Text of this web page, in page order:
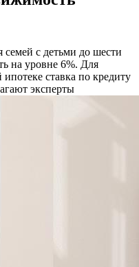
семей с детьми до шести
на уровне 6%. Для
ставка по кредиту
эксперты